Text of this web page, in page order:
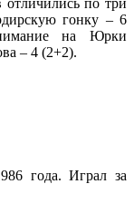
гонку – 6
на Юрки
– 4 (2+2).
года. Играл за